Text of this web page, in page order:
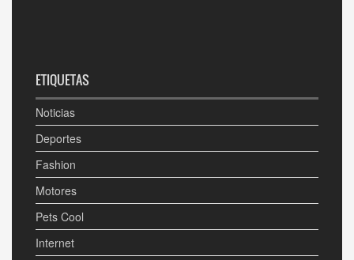
ETIQUETAS
Noticias
Deportes
Fashion
Motores
Pets Cool
Internet